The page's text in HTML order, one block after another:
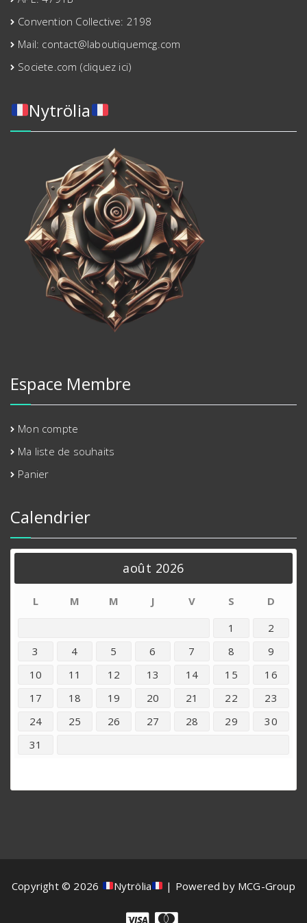
Convention Collective: 2198
Mail: contact@laboutiquemcg.com
Societe.com (cliquez ici)
Nytrölia
Espace Membre
Mon compte
Ma liste de souhaits
Panier
Calendrier
août 2026
L M M J V S
D
1
2
3
4 5 6 7 8
9
10
11 12 13 14 15
16
17
18 19 20 21 22
23
24
25 26 27 28 29
30
31
Copyright © 2026 Nytrölia | Powered by MCG-Group